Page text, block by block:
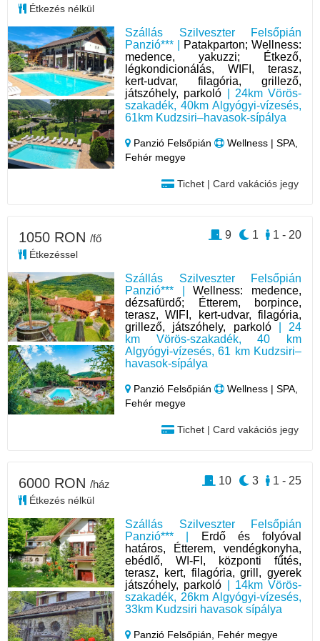
Szállás Szilveszter Felsőpián
Panzió*** |
Patakparton; Wellness:
medence, yakuzzi; Étkező,
légkondicionálás, WIFI, terasz,
kert-udvar, filagória, grillező,
játszóhely, parkoló | 24km Vörös-
szakadék, 40km Algyógyi-vízesés,
61km Kudzsiri–havasok-sípálya
Panzió Felsőpián
Wellness | SPA,
Fehér megye
Tichet | Card vakációs jegy
Étkezés nélkül
Szállás Szilveszter Felsőpián
Panzió*** |Wellness: medence,
dézsafürdő; Étterem, borpince,
terasz, WIFI, kert-udvar, filagória,
grillező, játszóhely, parkoló| 24
km Vörös-szakadék, 40 km
Algyógyi-vízesés, 61 km Kudzsiri–
havasok-sípálya
Panzió Felsőpián
Wellness | SPA,
Fehér megye
Tichet | Card vakációs jegy
1050 RON /fő
Étkezéssel
1 - 20
1
9
Szállás Szilveszter Felsőpián
Panzió*** |
Erdő és folyóval
határos, Étterem, vendégkonyha,
ebédlő, WI-FI, központi fűtés,
terasz, kert, filagória, grill, gyerek
játszóhely, parkoló | 14km Vörös-
szakadék, 26km Algyógyi-vízesés,
33km Kudzsiri havasok sípálya
Panzió Felsőpián, Fehér megye
6000 RON /ház
Étkezés nélkül
1 - 25
3
10